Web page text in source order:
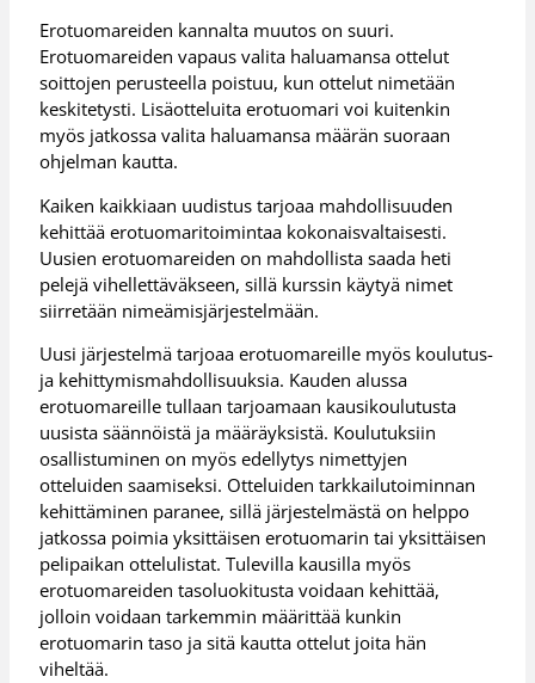
Erotuomareiden kannalta muutos on suuri.
Erotuomareiden vapaus valita haluamansa ottelut
soittojen perusteella poistuu, kun ottelut nimetään
keskitetysti. Lisäotteluita erotuomari voi kuitenkin
myös jatkossa valita haluamansa määrän suoraan
ohjelman kautta.
Kaiken kaikkiaan uudistus tarjoaa mahdollisuuden
kehittää erotuomaritoimintaa kokonaisvaltaisesti.
Uusien erotuomareiden on mahdollista saada heti
pelejä vihellettäväkseen, sillä kurssin käytyä nimet
siirretään nimeämisjärjestelmään.
Uusi järjestelmä tarjoaa erotuomareille myös koulutus-
ja kehittymismahdollisuuksia. Kauden alussa
erotuomareille tullaan tarjoamaan kausikoulutusta
uusista säännöistä ja määräyksistä. Koulutuksiin
osallistuminen on myös edellytys nimettyjen
otteluiden saamiseksi. Otteluiden tarkkailutoiminnan
kehittäminen paranee, sillä järjestelmästä on helppo
jatkossa poimia yksittäisen erotuomarin tai yksittäisen
pelipaikan ottelulistat. Tulevilla kausilla myös
erotuomareiden tasoluokitusta voidaan kehittää,
jolloin voidaan tarkemmin määrittää kunkin
erotuomarin taso ja sitä kautta ottelut joita hän
viheltää.